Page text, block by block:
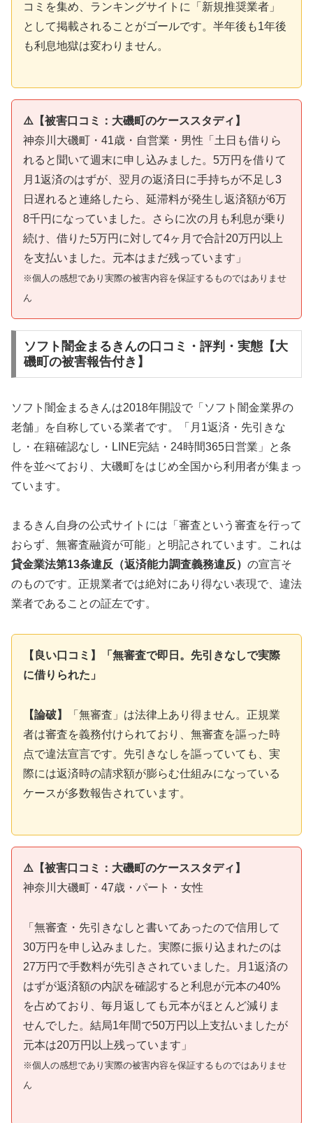
コミを集め、ランキングサイトに「新規推奨業者」
として掲載されることがゴールです。半年後も1年後
も利息地獄は変わりません。
⚠️【被害口コミ：大磯町のケーススタディ】
神奈川大磯町・41歳・自営業・男性「土日も借りら
れると聞いて週末に申し込みました。5万円を借りて
月1返済のはずが、翌月の返済日に手持ちが不足し3
日遅れると連絡したら、延滞料が発生し返済額が6万
8千円になっていました。さらに次の月も利息が乗り
続け、借りた5万円に対して4ヶ月で合計20万円以上
を支払いました。元本はまだ残っています」
※個人の感想であり実際の被害内容を保証するものではありませ
ん
ソフト闇金まるきんの口コミ・評判・実態【大
磯町の被害報告付き】
ソフト闇金まるきんは2018年開設で「ソフト闇金業界の
老舗」を自称している業者です。「月1返済・先引きな
し・在籍確認なし・LINE完結・24時間365日営業」と条
件を並べており、大磯町をはじめ全国から利用者が集まっ
ています。
まるきん自身の公式サイトには「審査という審査を行って
おらず、無審査融資が可能」と明記されています。これは
貸金業法第13条違反（返済能力調査義務違反） の宣言そ
のものです。正規業者では絶対にあり得ない表現で、違法
業者であることの証左です。
【良い口コミ】「無審査で即日。先引きなしで実際
に借りられた」
【論破】
「無審査」は法律上あり得ません。正規業
者は審査を義務付けられており、無審査を謳った時
点で違法宣言です。先引きなしを謳っていても、実
際には返済時の請求額が膨らむ仕組みになっている
ケースが多数報告されています。
⚠️【被害口コミ：大磯町のケーススタディ】
神奈川大磯町・47歳・パート・女性
「無審査・先引きなしと書いてあったので信用して
30万円を申し込みました。実際に振り込まれたのは
27万円で手数料が先引きされていました。月1返済の
はずが返済額の内訳を確認すると利息が元本の40%
を占めており、毎月返しても元本がほとんど減りま
せんでした。結局1年間で50万円以上支払いましたが
元本は20万円以上残っています」
※個人の感想であり実際の被害内容を保証するものではありませ
ん